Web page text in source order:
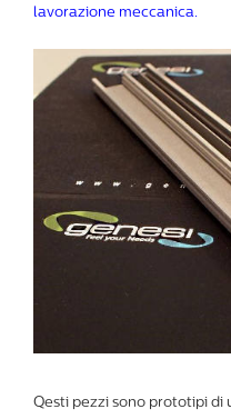
lavorazione meccanica.
Qesti pezzi sono prototipi di